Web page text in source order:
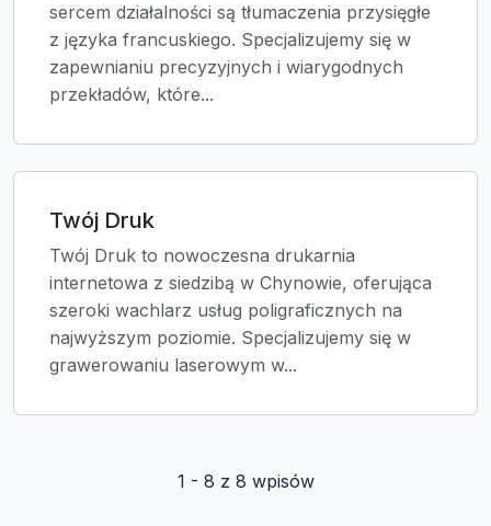
sercem działalności są tłumaczenia przysięgłe
z języka francuskiego. Specjalizujemy się w
zapewnianiu precyzyjnych i wiarygodnych
przekładów, które...
Twój Druk
Twój Druk to nowoczesna drukarnia
internetowa z siedzibą w Chynowie, oferująca
szeroki wachlarz usług poligraficznych na
najwyższym poziomie. Specjalizujemy się w
grawerowaniu laserowym w...
1 - 8 z 8 wpisów